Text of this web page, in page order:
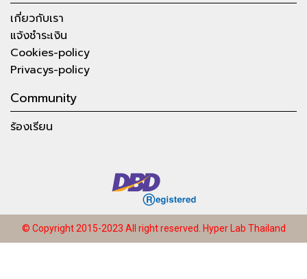
เกี่ยวกับเรา
แจ้งชำระเงิน
Cookies-policy
Privacys-policy
Community
ร้องเรียน
© Copyright 2015-2023 All right reserved. Hyper Lab Thailand